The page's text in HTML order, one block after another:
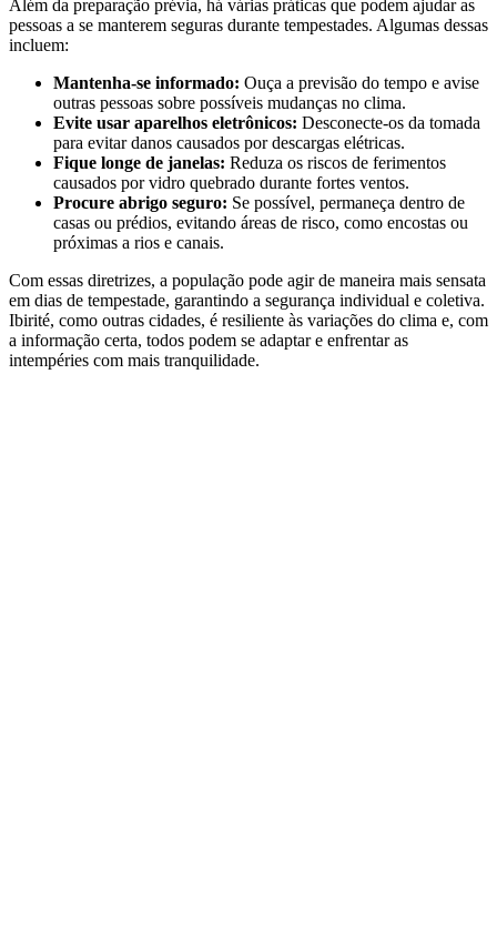
Além da preparação prévia, há várias práticas que podem ajudar as
pessoas a se manterem seguras durante tempestades. Algumas dessas
incluem:
Mantenha-se informado: Ouça a previsão do tempo e avise
outras pessoas sobre possíveis mudanças no clima.
Evite usar aparelhos eletrônicos: Desconecte-os da tomada
para evitar danos causados por descargas elétricas.
Fique longe de janelas: Reduza os riscos de ferimentos
causados por vidro quebrado durante fortes ventos.
Procure abrigo seguro: Se possível, permaneça dentro de
casas ou prédios, evitando áreas de risco, como encostas ou
próximas a rios e canais.
Com essas diretrizes, a população pode agir de maneira mais sensata
em dias de tempestade, garantindo a segurança individual e coletiva.
Ibirité, como outras cidades, é resiliente às variações do clima e, com
a informação certa, todos podem se adaptar e enfrentar as
intempéries com mais tranquilidade.